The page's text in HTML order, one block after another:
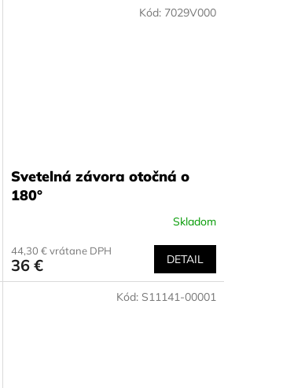
Svetelná závora otočná o
180°
Skladom
44,30 € vrátane DPH
36 € DETAIL
Kód: 7029V000
Kód: S11141-00001